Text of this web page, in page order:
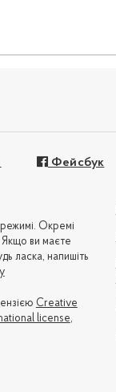
Фейсбук
Окремі
Якщо ви маєте
ласка, напишіть
Creative
license,